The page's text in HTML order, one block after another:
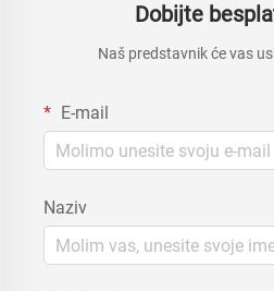
Dobijte
Naš predstavnik će vas
E-mail
Naziv